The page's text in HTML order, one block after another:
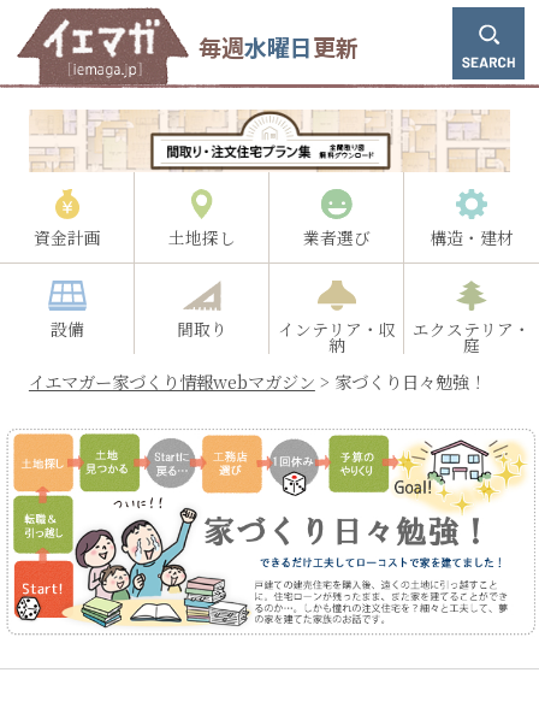
毎週水曜日更新
資金計画 土地探し 業者選び 構造・建材
設備 間取り インテリア・収
納
エクステリア・
庭
イエマガー家づくり情報webマガジン > 家づくり日々勉強！